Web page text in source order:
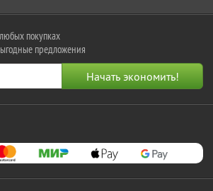
покупках
предложения